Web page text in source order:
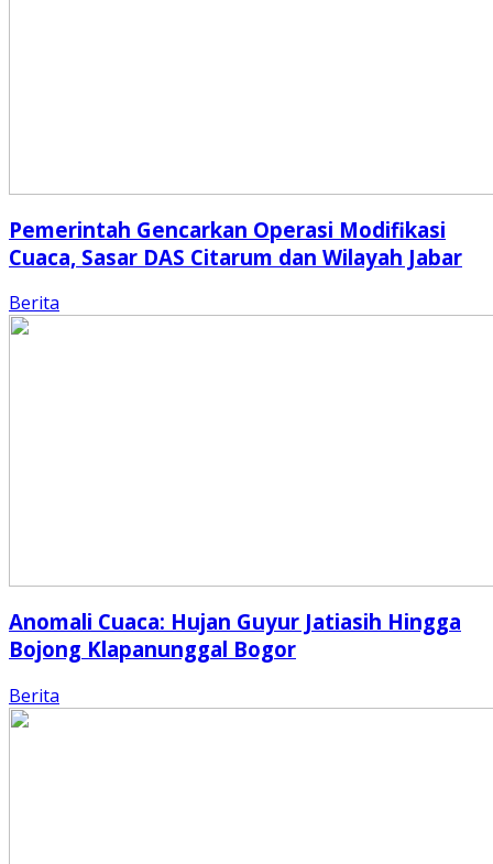
Pemerintah Gencarkan Operasi Modifikasi
Cuaca, Sasar DAS Citarum dan Wilayah Jabar
Berita
Anomali Cuaca: Hujan Guyur Jatiasih Hingga
Bojong Klapanunggal Bogor
Berita